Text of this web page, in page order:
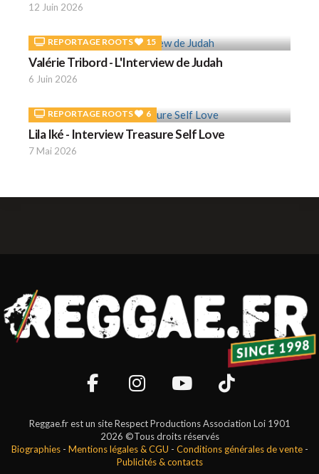
12 Juin 2026
REPORTAGE ROOTS 15
Valérie Tribord - L'Interview de Judah
6 Juin 2026
REPORTAGE ROOTS 6
Lila Iké - Interview Treasure Self Love
7 Mai 2026
Reggae.fr est un site Respect Productions Association Loi 1901
2026 ©Tous droits réservés
Biographies- Mentions légales & CGU - Conditions générales de vente-
Publicités & contacts